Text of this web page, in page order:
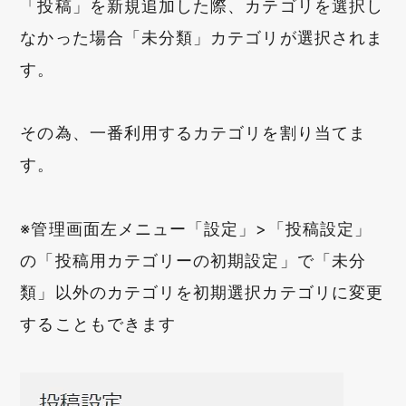
「投稿」を新規追加した際、カテゴリを選択し
なかった場合「未分類」カテゴリが選択されま
す。
その為、一番利用するカテゴリを割り当てま
す。
※管理画面左メニュー「設定」>「投稿設定」
の「投稿用カテゴリーの初期設定」で「未分
類」以外のカテゴリを初期選択カテゴリに変更
することもできます